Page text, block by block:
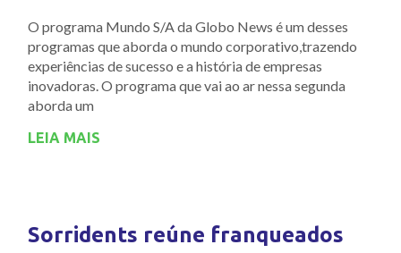
O programa Mundo S/A da Globo News é um desses
programas que aborda o mundo corporativo,trazendo
experiências de sucesso e a história de empresas
inovadoras. O programa que vai ao ar nessa segunda
aborda um
LEIA MAIS
Sorridents reúne franqueados